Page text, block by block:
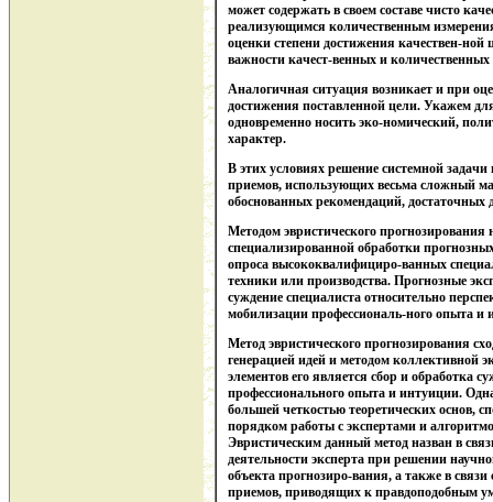
может содержать в своем составе чисто
реализующимся количественным
оценки степени достижения качествен-ной
важности качест-венных и
Аналогичная ситуация возникает и при
достижения поставленной цели. Укажем
одновременно носить эко-номический,
характер.
В этих условиях решение системной задачи
приемов, использующих весьма сложный
обоснованных рекомендаций,
Методом эвристического прогнозирования
специализированной обработки
опроса высококвалифициро-ванных
техники или производства. Прогнозные
суждение специалиста относительно
мобилизации профессиональ-ного опыта и
Метод эвристического прогнозирования
генерацией идей и методом коллективной
элементов его является сбор и обработка
профессионального опыта и интуиции.
большей четкостью теоретических основ,
порядком работы с экспертами и
Эвристическим данный метод назван в
деятельности эксперта при решении
объекта прогнозиро-вания, а также в
приемов, приводящих к правдоподобным